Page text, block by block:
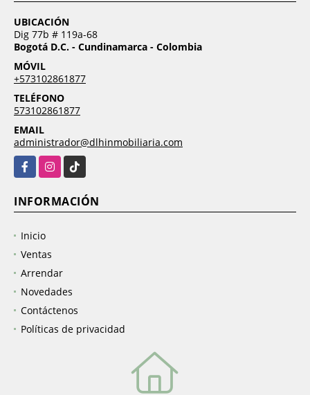
UBICACIÓN
Dig 77b # 119a-68
Bogotá D.C. - Cundinamarca - Colombia
MÓVIL
+573102861877
TELÉFONO
573102861877
EMAIL
administrador@dlhinmobiliaria.com
FacebookInstagramTikTok
INFORMACIÓN
Inicio
Ventas
Arrendar
Novedades
Contáctenos
Políticas de privacidad